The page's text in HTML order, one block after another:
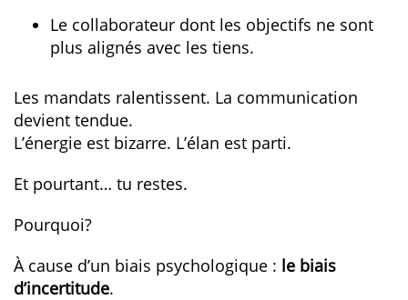
Le collaborateur dont les objectifs ne sont
plus alignés avec les tiens.
Les mandats ralentissent. La communication
devient tendue.
L’énergie est bizarre. L’élan est parti.
Et pourtant… tu restes.
Pourquoi?
À cause d’un biais psychologique : le biais
d’incertitude.